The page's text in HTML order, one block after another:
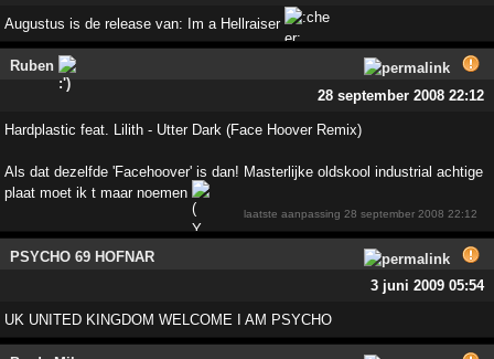
Augustus is de release van: Im a Hellraiser
Ruben
28 september 2008 22:12
Hardplastic feat. Lilith - Utter Dark (Face Hoover Remix)
Als dat dezelfde 'Facehoover' is dan! Masterlijke oldskool industrial achtige
plaat moet ik t maar noemen
laatste aanpassing28 september 2008 22:12
PSYCHO 69 HOFNAR
3 juni 2009 05:54
UK UNITED KINGDOM WELCOME I AM PSYCHO